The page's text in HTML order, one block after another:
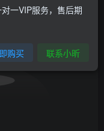
一VIP服务，售后期
购买 联系小昕